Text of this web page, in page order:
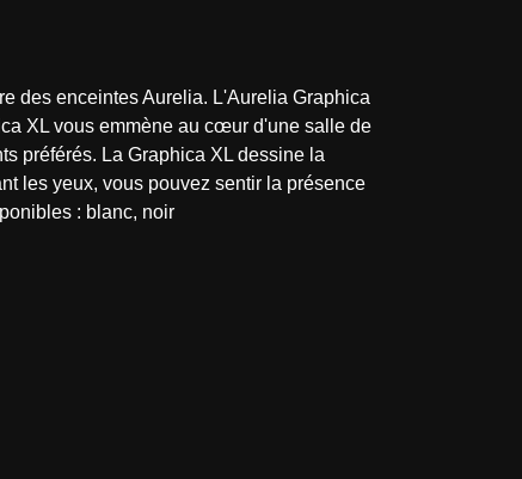
des enceintes Aurelia. L'Aurelia Graphica
XL vous emmène au cœur d'une salle de
préférés. La Graphica XL dessine la
les yeux, vous pouvez sentir la présence
: blanc, noir